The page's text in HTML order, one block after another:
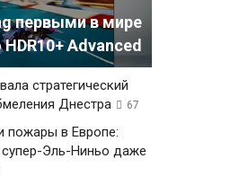
первыми в мире
Advanced
стратегический
Днестра
67
пожары в Европе:
супер-Эль-Ниньо даже